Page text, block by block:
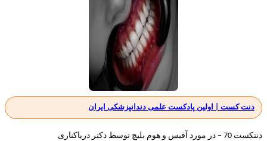
دنت کست | اولین پادکست علمی دندانپزشکی ایران
دنتکست 70 – در مورد آفیس و هوم بلیچ توسط دکتر دریاکناری